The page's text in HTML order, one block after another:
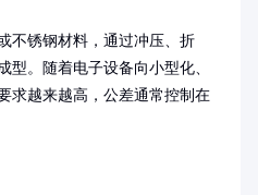
不锈钢材料，通过冲压、折
型。随着电子设备向小型化、
求越来越高，公差通常控制在